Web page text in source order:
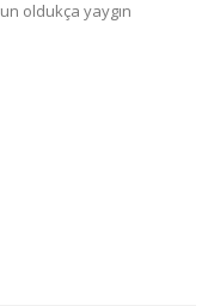
oldukça yaygın